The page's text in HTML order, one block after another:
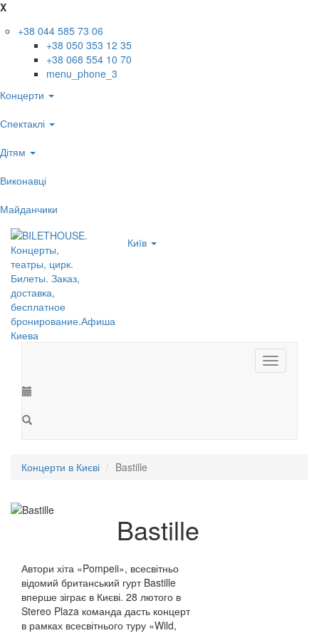
X
+38 044 585 73 06
+38 050 353 12 35
+38 068 554 10 70
menu_phone_3
Концерти
Спектаклі
Дітям
Виконавці
Майданчики
Київ
Toggle
navigation
Концерти в Києві Bastille
Bastille
Автори хіта «Pompeii», всесвітньо
відомий британський гурт Bastille
вперше зіграє в Києві. 28 лютого в
Stereo Plaza команда дасть концерт
в рамках всесвітнього туру «Wild,